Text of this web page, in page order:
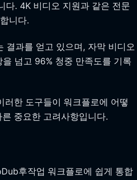
다. 4K 비디오 지원과 같은 전문
니다.
결과를 얻고 있으며, 자막 비디오
넘고 96% 청중 만족도를 기록
러한 도구들이 워크플로에 어떻
중요한 고려사항입니다.
후작업 워크플로에 쉽게 통합